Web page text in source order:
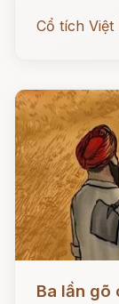
Cổ tích Việt
Đọc ngay
Ba lần gõ